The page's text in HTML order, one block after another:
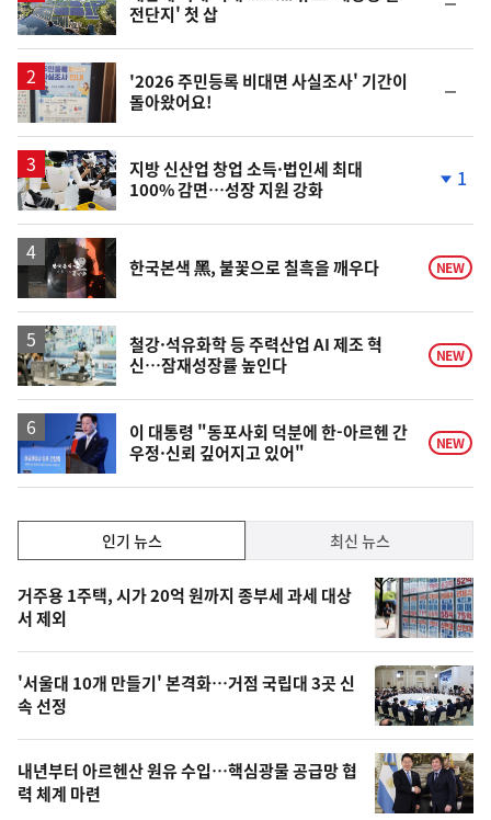
전단지' 첫 삽
일
'2026 주민등록 비대면 사실조사' 기간이
돌아왔어요!
일
지방 신산업 창업 소득·법인세 최대
100% 감면…성장 지원 강화
하
락
1
영
상
한국본색 黑, 불꽃으로 칠흑을 깨우다 NEW
철강·석유화학 등 주력산업 AI 제조 혁
신…잠재성장률 높인다
NEW
이 대통령 "동포사회 덕분에 한-아르헨 간
우정·신뢰 깊어지고 있어"
NEW
기,
최
신,
오
늘
의
영
상
인기 뉴스 최신 뉴스
기
뉴
스
거주용 1주택, 시가 20억 원까지 종부세 과세 대상
서 제외
'서울대 10개 만들기' 본격화…거점 국립대 3곳 신
속 선정
내년부터 아르헨산 원유 수입…핵심광물 공급망 협
력 체계 마련